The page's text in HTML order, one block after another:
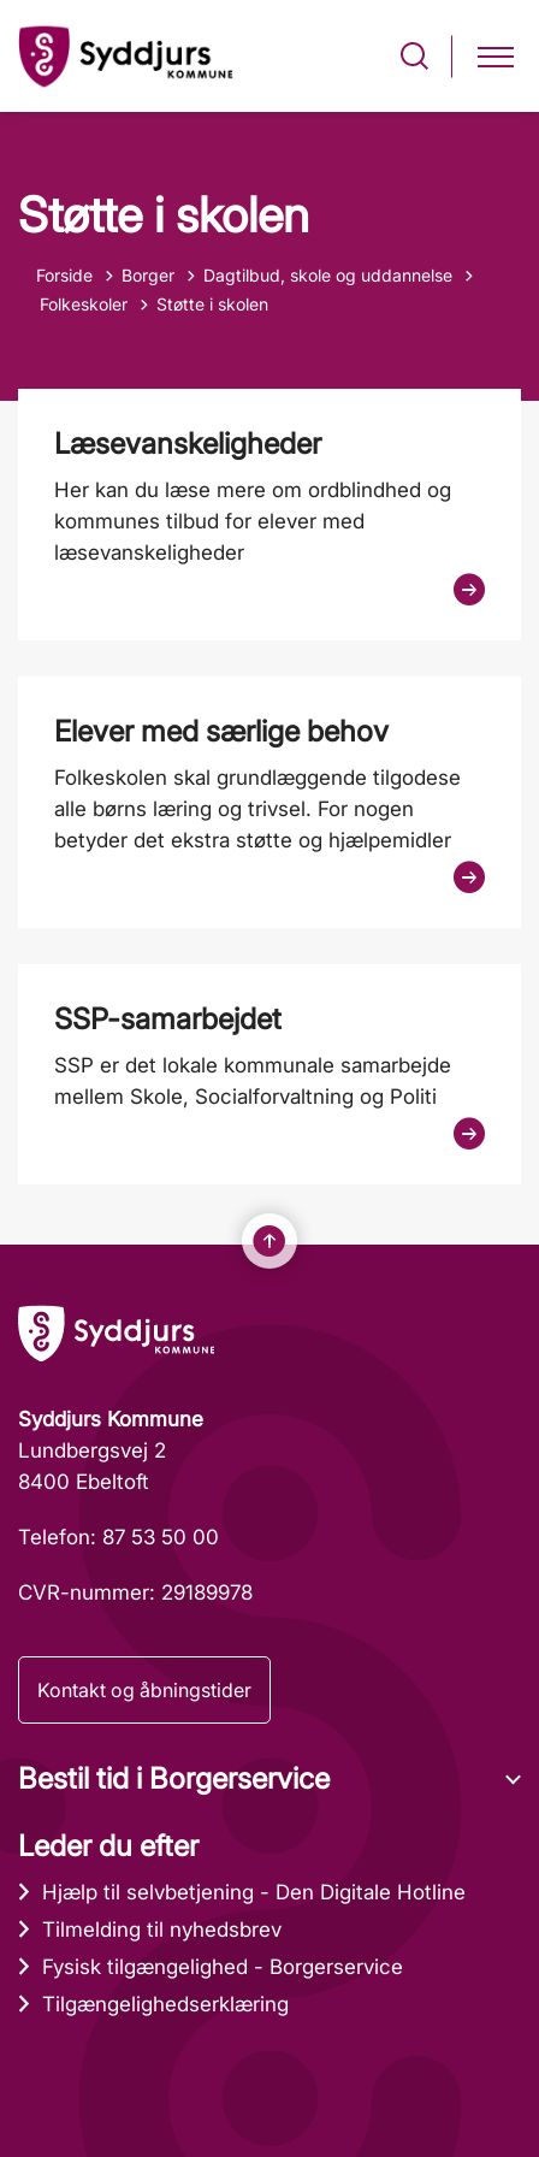
Støtte i skolen
Forside Borger
Dagtilbud, skole og uddannelse
Tilbage til
Folkeskoler Støtte i skolen
Læsevanskeligheder
Her kan du læse mere om ordblindhed og
kommunes tilbud for elever med
læsevanskeligheder
Elever med særlige behov
Folkeskolen skal grundlæggende tilgodese
alle børns læring og trivsel. For nogen
betyder det ekstra støtte og hjælpemidler
SSP-samarbejdet
SSP er det lokale kommunale samarbejde
mellem Skole, Socialforvaltning og Politi
Syddjurs Kommune
Lundbergsvej 2
8400 Ebeltoft
Telefon: 87 53 50 00
CVR-nummer: 29189978
Kontakt og åbningstider
Bestil tid i Borgerservice
Leder du efter
Hjælp til selvbetjening - Den Digitale Hotline
Tilmelding til nyhedsbrev
Fysisk tilgængelighed - Borgerservice
Tilgængelighedserklæring